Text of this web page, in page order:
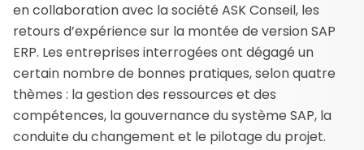
en collaboration avec la société ASK Conseil, les
retours d’expérience sur la montée de version SAP
ERP. Les entreprises interrogées ont dégagé un
certain nombre de bonnes pratiques, selon quatre
thèmes : la gestion des ressources et des
compétences, la gouvernance du système SAP, la
conduite du changement et le pilotage du projet.